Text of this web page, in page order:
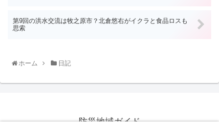
第9回の洪水交流は牧之原市？北倉悠右がイクラと食品ロスも
思索
ホーム 日記
防災地域ガイド